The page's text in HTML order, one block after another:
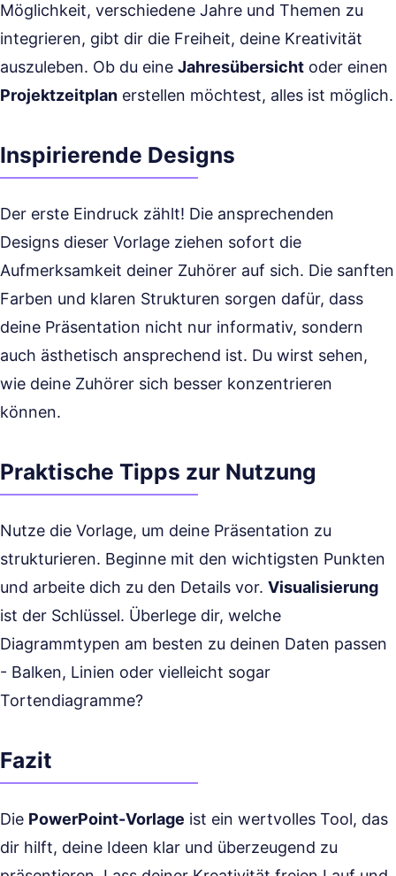
Möglichkeit, verschiedene Jahre und Themen zu
integrieren, gibt dir die Freiheit, deine Kreativität
auszuleben. Ob du eine Jahresübersicht oder einen
Projektzeitplan erstellen möchtest, alles ist möglich.
Inspirierende Designs
Der erste Eindruck zählt! Die ansprechenden
Designs dieser Vorlage ziehen sofort die
Aufmerksamkeit deiner Zuhörer auf sich. Die sanften
Farben und klaren Strukturen sorgen dafür, dass
deine Präsentation nicht nur informativ, sondern
auch ästhetisch ansprechend ist. Du wirst sehen,
wie deine Zuhörer sich besser konzentrieren
können.
Praktische Tipps zur Nutzung
Nutze die Vorlage, um deine Präsentation zu
strukturieren. Beginne mit den wichtigsten Punkten
und arbeite dich zu den Details vor. Visualisierung
ist der Schlüssel. Überlege dir, welche
Diagrammtypen am besten zu deinen Daten passen
- Balken, Linien oder vielleicht sogar
Tortendiagramme?
Fazit
Die PowerPoint-Vorlage ist ein wertvolles Tool, das
dir hilft, deine Ideen klar und überzeugend zu